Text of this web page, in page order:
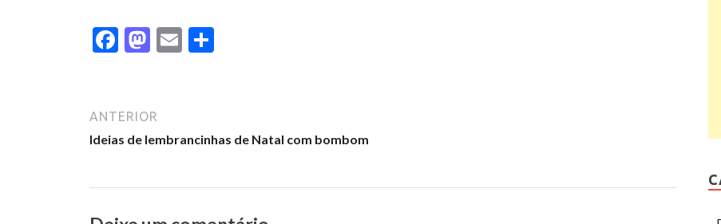
F
b
o
k
M
d
o
E
ANTERIOR
Ideias de lembrancinhas de Natal com bombom